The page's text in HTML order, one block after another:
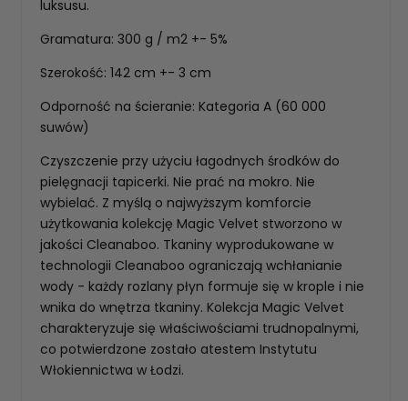
luksusu.
Gramatura: 300 g / m2 +- 5%
Szerokość: 142 cm +- 3 cm
Odporność na ścieranie: Kategoria A (60 000
suwów)
Czyszczenie przy użyciu łagodnych środków do
pielęgnacji tapicerki. Nie prać na mokro. Nie
wybielać. Z myślą o najwyższym komforcie
użytkowania kolekcję Magic Velvet stworzono w
jakości Cleanaboo. Tkaniny wyprodukowane w
technologii Cleanaboo ograniczają wchłanianie
wody - każdy rozlany płyn formuje się w krople i nie
wnika do wnętrza tkaniny. Kolekcja Magic Velvet
charakteryzuje się właściwościami trudnopalnymi,
co potwierdzone zostało atestem Instytutu
Włokiennictwa w Łodzi.